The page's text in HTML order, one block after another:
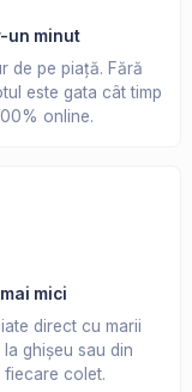
un minut
de pe piață. Fără
este gata cât timp
online.
mici
direct cu marii
ghișeu sau din
fiecare colet.